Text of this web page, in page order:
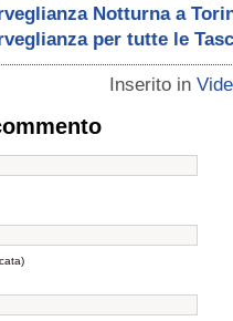
Notturna a
per tutte le
Inserito in